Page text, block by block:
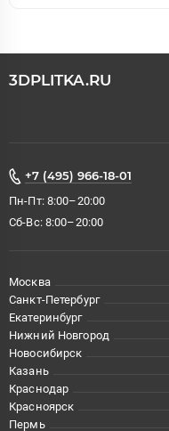
3DPLITKA.RU
+7 (495) 966-18-01
Пн-Пт: 8:00–20:00
Сб-Вс: 8:00–20:00
Москва
Санкт-Петербург
Екатеринбург
Нижний Новгород
Новосибирск
Казань
Краснодар
Красноярск
Пермь